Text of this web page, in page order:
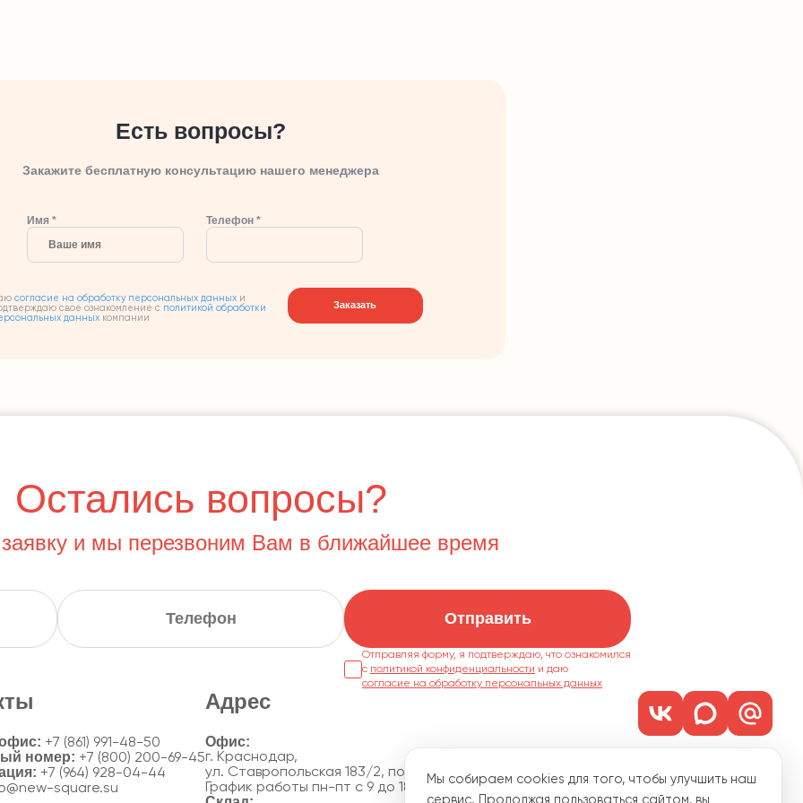
Есть вопросы?
Закажите бесплатную консультацию нашего менеджера
Имя * Телефон *
согласие на обработку персональных данных и
свое ознакомление с политикой обработки
данных компании
Заказать
Остались вопросы?
заявку и мы перезвоним Вам в ближайшее время
Отправить
Отправляя форму, я подтверждаю, что ознакомился
с политикой конфиденциальности
согласие на обработку персональных данных
+7 (861) 991-48-50
номер: +7 (800) 200-69-45
+7 (964) 928-04-44
square.su
Адрес
г. Краснодар,
ул. Ставропольская 183/2, пом. 1101
График работы пн-пт с 9 до 18
Мы собираем cookies для того, чтобы улучшить наш
сервис. Продолжая пользоваться сайтом, вы